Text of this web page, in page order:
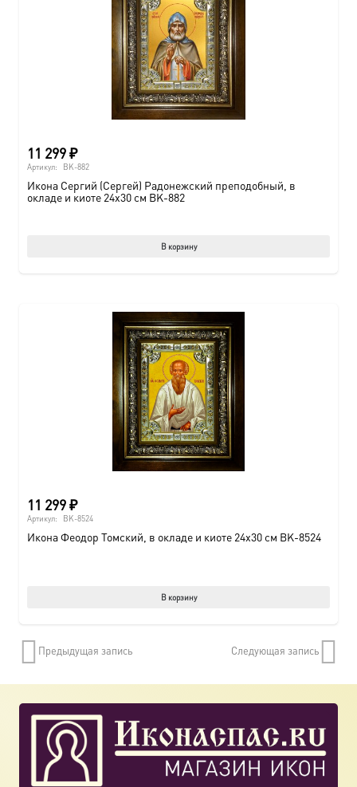
11 299₽
Артикул: BK-882
Икона Сергий (Сергей) Радонежский преподобный, в
окладе и киоте 24х30 см BK-882
В корзину
11 299₽
Артикул: BK-8524
Икона Феодор Томский, в окладе и киоте 24х30 см BK-8524
В корзину
Предыдущая запись Следующая запись